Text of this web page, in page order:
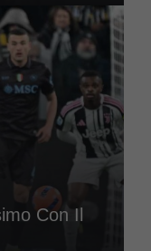
Con Il